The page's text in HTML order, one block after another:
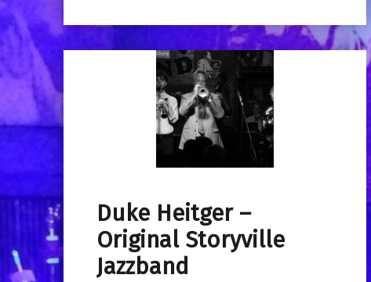
Duke Heitger –
Original Storyville
Jazzband